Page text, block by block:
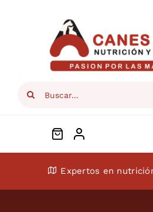
Search
ConócenosExpertos en